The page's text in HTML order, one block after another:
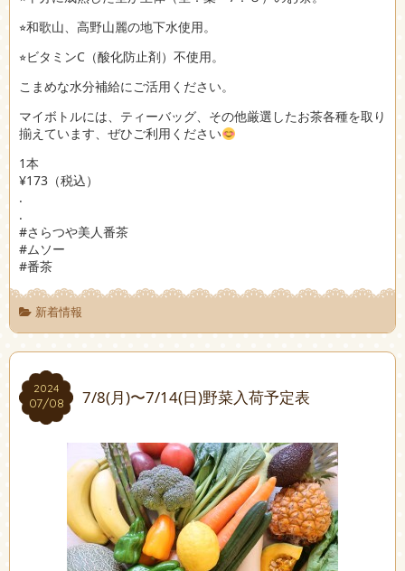
⭐︎和歌山、高野山麗の地下水使用。
⭐︎ビタミンC（酸化防止剤）不使用。
こまめな水分補給にご活用ください。
マイボトルには、ティーバッグ、その他厳選したお茶各種を取り
揃えています、ぜひご利用ください
1本
¥173（税込）
.
.
#さらつや美人番茶
#ムソー
#番茶
新着情報
2024
07/08
2024
07/08 7/8(月)〜7/14(日)野菜入荷予定表